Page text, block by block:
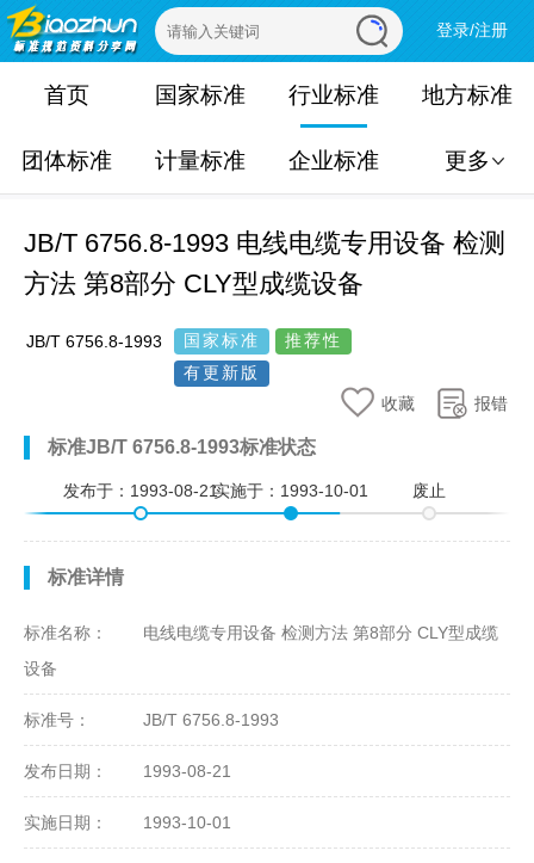
登录/注册
首页 国家标准 行业标准 地方标准
团体标准 计量标准 企业标准 更多
JB/T 6756.8-1993 电线电缆专用设备 检测
方法 第8部分 CLY型成缆设备
JB/T 6756.8-1993 国家标准
推荐性
有更新版
收藏 报错
标准JB/T 6756.8-1993标准状态
发布于： 1993-08-21实施于： 1993-10-01 废止
标准详情
标准名称：
电线电缆专用设备 检测方法 第8部分 CLY型成缆
设备
标准号： JB/T 6756.8-1993
发布日期： 1993-08-21
实施日期： 1993-10-01